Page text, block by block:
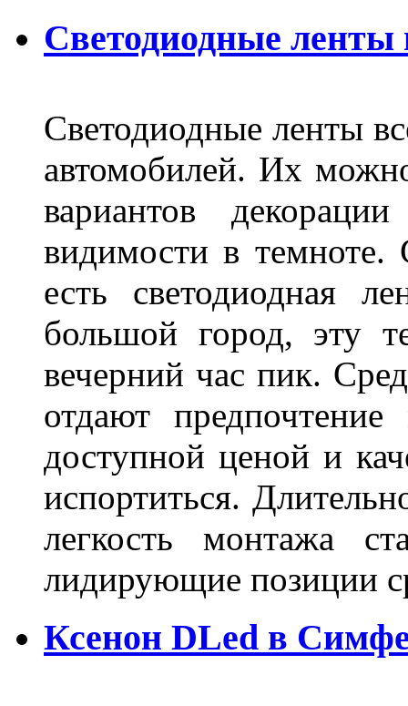
Светодиодные
Светодиодные ленты
автомобилей. Их
вариантов
видимости в темноте.
есть светодиодная
большой город, эту
вечерний час пик.
отдают
доступной ценой и
испортиться.
легкость монтажа
лидирующие
Ксенон DLed в